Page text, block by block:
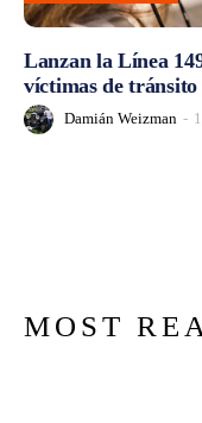
Lanzan la Línea
víctimas de tránsito
Damián Weizman -
MOST